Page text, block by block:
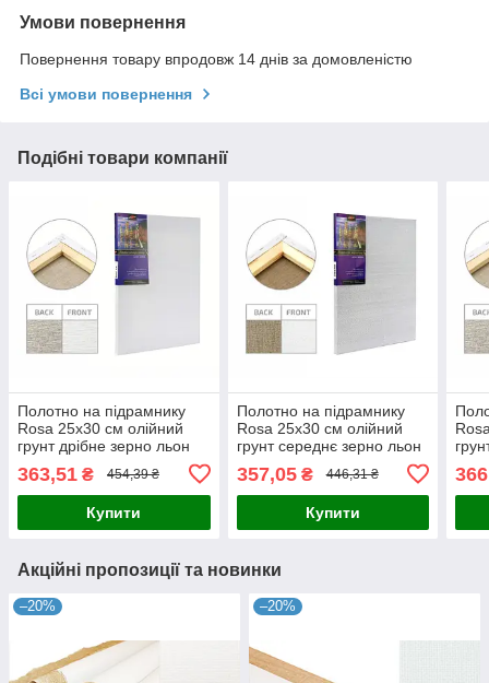
Умови повернення
Повернення товару впродовж 14 днів за домовленістю
Всі умови повернення
Подібні товари компанії
Полотно на підрамнику
Rosa 25x30 см олійний
грунт дрібне зерно льон
(4820149851273)
363,51 ₴ 454,39 ₴
Купити
Полотно на підрамнику
Rosa 25x30 см олійний
грунт середнє зерно льон
(4820149851464)
357,05₴ 446,31 ₴
Купити
Акційні пропозиції та новинки
–20% –20%